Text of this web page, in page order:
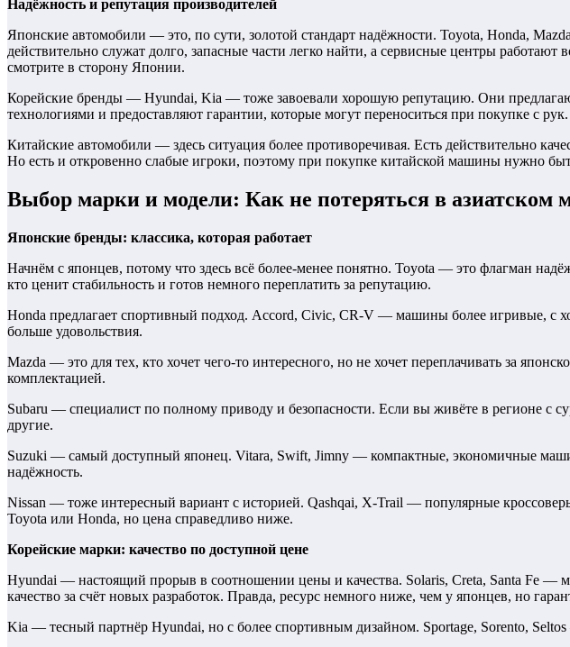
Надёжность и репутация производителей
Японские автомобили — это, по сути, золотой стандарт надёжности. Toyota, Honda,
действительно служат долго, запасные части легко найти, а сервисные центры
смотрите в сторону Японии.
Корейские бренды — Hyundai, Kia — тоже завоевали хорошую репутацию. Они
технологиями и предоставляют гарантии, которые могут переноситься при покупке с рук.
Китайские автомобили — здесь ситуация более противоречивая. Есть действительно
Но есть и откровенно слабые игроки, поэтому при покупке китайской машины нужно
Выбор марки и модели: Как не потеряться в азиатском
Японские бренды: классика, которая работает
Начнём с японцев, потому что здесь всё более-менее понятно. Toyota — это флагман
кто ценит стабильность и готов немного переплатить за репутацию.
Honda предлагает спортивный подход. Accord, Civic, CR-V — машины более игривые, с
больше удовольствия.
Mazda — это для тех, кто хочет чего-то интересного, но не хочет переплачивать за
комплектацией.
Subaru — специалист по полному приводу и безопасности. Если вы живёте в регионе
другие.
Suzuki — самый доступный японец. Vitara, Swift, Jimny — компактные, экономичные
надёжность.
Nissan — тоже интересный вариант с историей. Qashqai, X-Trail — популярные
Toyota или Honda, но цена справедливо ниже.
Корейские марки: качество по доступной цене
Hyundai — настоящий прорыв в соотношении цены и качества. Solaris, Creta, Santa Fe
качество за счёт новых разработок. Правда, ресурс немного ниже, чем у японцев, но
Kia — тесный партнёр Hyundai, но с более спортивным дизайном. Sportage, Sorento,